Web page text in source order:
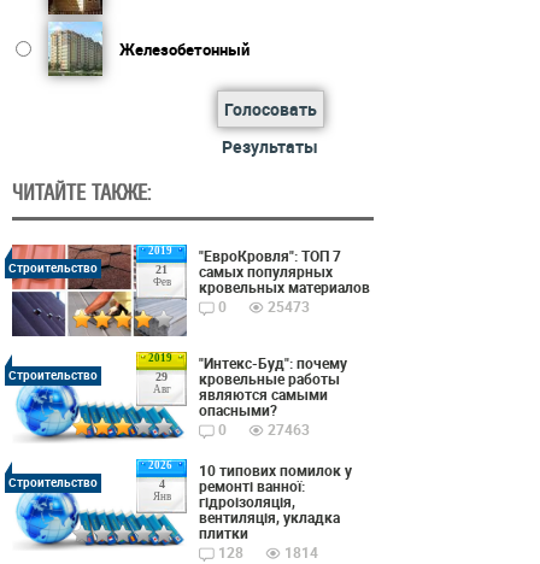
Железобетонный
Голосовать
Результаты
ЧИТАЙТЕ ТАКЖЕ:
2019
21
Фев
Строительство
"ЕвроКровля": ТОП 7
самых популярных
кровельных материалов
0
25473
2019
29
Авг
Строительство
"Интекс-Буд": почему
кровельные работы
являются самыми
опасными?
0
27463
2026
4
Янв
Строительство
10 типових помилок у
ремонті ванної:
гідроізоляція,
вентиляція, укладка
плитки
128
1814